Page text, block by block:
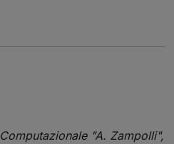
Computazionale"A. Zampolli",